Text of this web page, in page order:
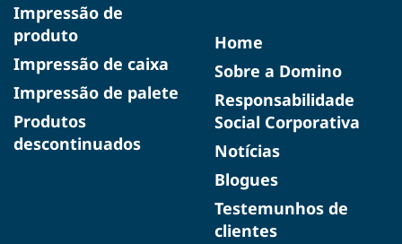
Impressão de
produto
Impressão de caixa
Impressão de palete
Produtos
descontinuados
Home
Sobre a Domino
Responsabilidade
Social Corporativa
Notícias
Blogues
Testemunhos de
clientes